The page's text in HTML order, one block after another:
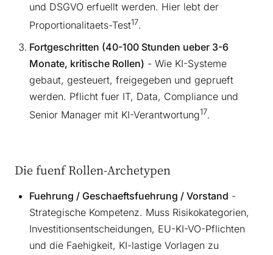
und DSGVO erfuellt werden. Hier lebt der
Proportionalitaets-Test17.
Fortgeschritten (40-100 Stunden ueber 3-6
Monate, kritische Rollen) - Wie KI-Systeme
gebaut, gesteuert, freigegeben und geprueft
werden. Pflicht fuer IT, Data, Compliance und
Senior Manager mit KI-Verantwortung17.
Die fuenf Rollen-Archetypen
Fuehrung / Geschaeftsfuehrung / Vorstand -
Strategische Kompetenz. Muss Risikokategorien,
Investitionsentscheidungen, EU-KI-VO-Pflichten
und die Faehigkeit, KI-lastige Vorlagen zu